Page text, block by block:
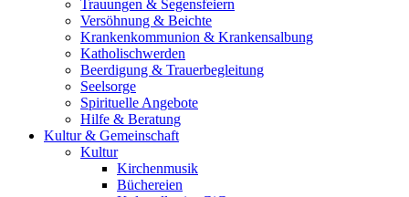
Trauungen & Segensfeiern
Versöhnung & Beichte
Krankenkommunion & Krankensalbung
Katholischwerden
Beerdigung & Trauerbegleitung
Seelsorge
Spirituelle Angebote
Hilfe & Beratung
Kultur & Gemeinschaft
Kultur
Kirchenmusik
Büchereien